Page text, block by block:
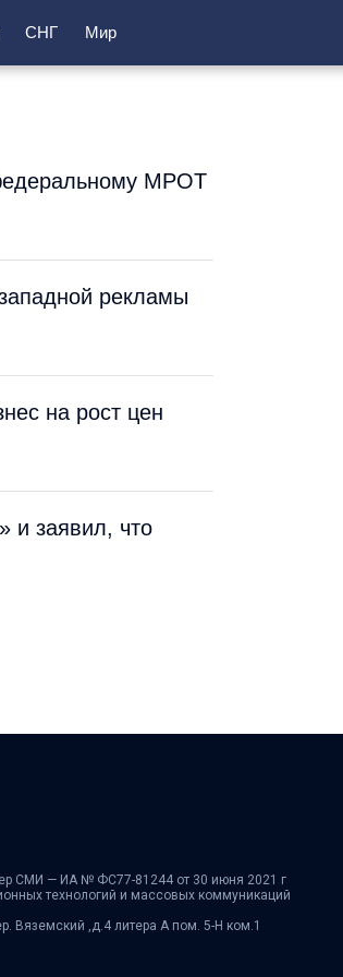
СНГ Мир
МРОТ
рекламы
на рост цен
и заявил, что
СМИ — ИА № ФС77-81244 от 30 июня 2021 г
технологий и массовых коммуникаций
Вяземский ,д.4 литера А пом. 5-Н ком.1